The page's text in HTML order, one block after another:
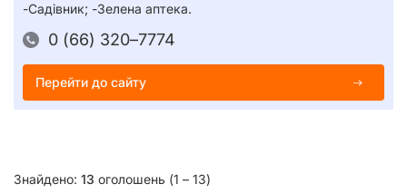
-Садівник; -Зелена аптека.
0 (66) 320–7774
Перейти до сайту
Знайдено: 13 оголошень (1 – 13)